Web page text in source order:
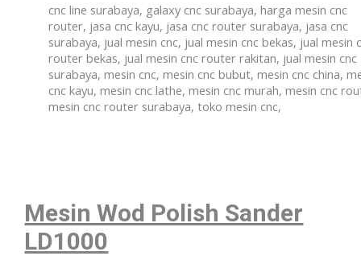
cnc line surabaya, galaxy cnc surabaya, harga mesin cnc
router, jasa cnc kayu, jasa cnc router surabaya, jasa cnc
surabaya, jual mesin cnc, jual mesin cnc bekas, jual mesin
router bekas, jual mesin cnc router rakitan, jual mesin cnc
surabaya, mesin cnc, mesin cnc bubut, mesin cnc china,
cnc kayu, mesin cnc lathe, mesin cnc murah, mesin cnc
mesin cnc router surabaya, toko mesin cnc,
Mesin Wod Polish Sander
LD1000